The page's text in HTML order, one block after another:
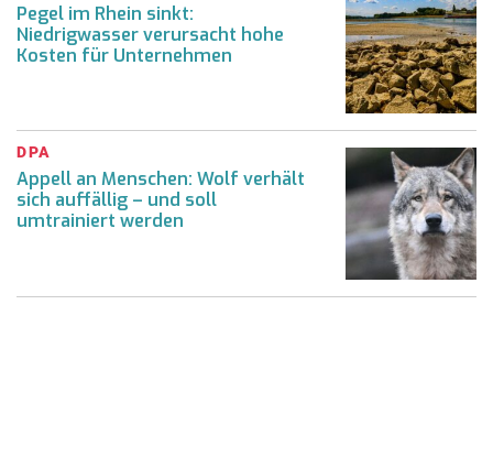
Pegel im Rhein sinkt:
Niedrigwasser verursacht hohe
Kosten für Unternehmen
DPA
Appell an Menschen: Wolf verhält
sich auffällig – und soll
umtrainiert werden